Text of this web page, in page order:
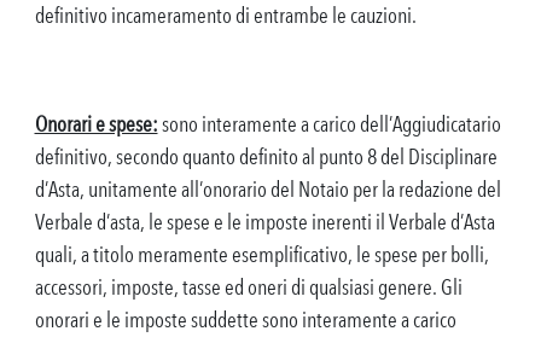
definitivo incameramento di entrambe le cauzioni.
Onorari e spese:sono interamente a carico dell’Aggiudicatario
definitivo, secondo quanto definito al punto 8 del Disciplinare
d’Asta, unitamente all’onorario del Notaio per la redazione del
Verbale d’asta, le spese e le imposte inerenti il Verbale d’Asta
quali, a titolo meramente esemplificativo, le spese per bolli,
accessori, imposte, tasse ed oneri di qualsiasi genere. Gli
onorari e le imposte suddette sono interamente a carico